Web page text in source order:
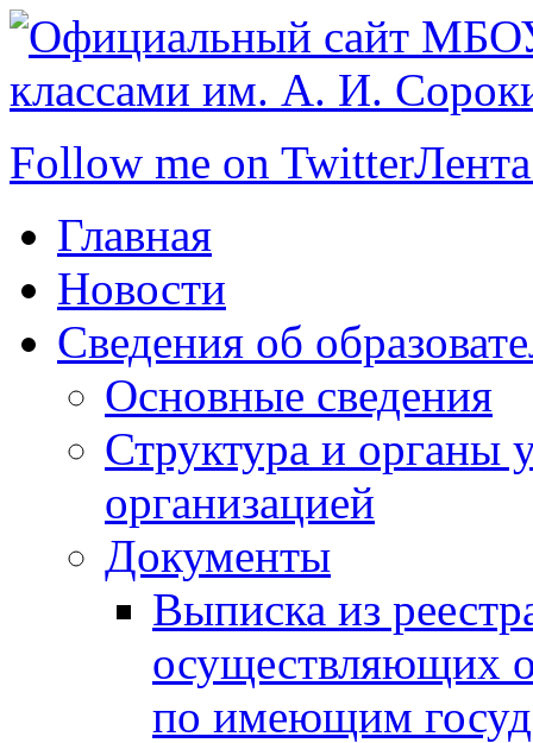
Follow me on Twitter
Главная
Новости
Сведения об
Основные сведения
Структура и органы
организацией
Документы
Выписка из
осуществляющих
по имеющим